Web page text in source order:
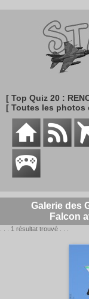
[ Top Quiz 20 :
[ Toutes les photos
Galerie des
Falcon
. . . 1 résultat trouvé . . .